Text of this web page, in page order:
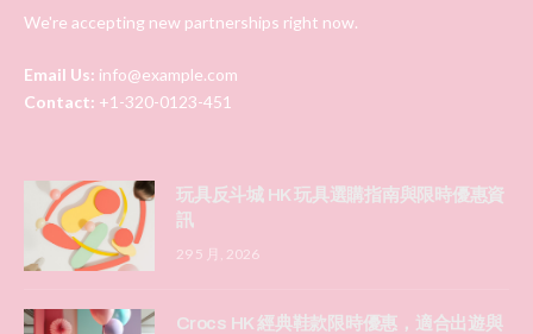
We're accepting new partnerships right now.
Email Us: info@example.com
Contact: +1-320-0123-451
玩具反斗城 HK 玩具選購指南與限時優惠資
訊
29 5 月, 2026
Crocs HK 經典鞋款限時優惠，適合出遊與